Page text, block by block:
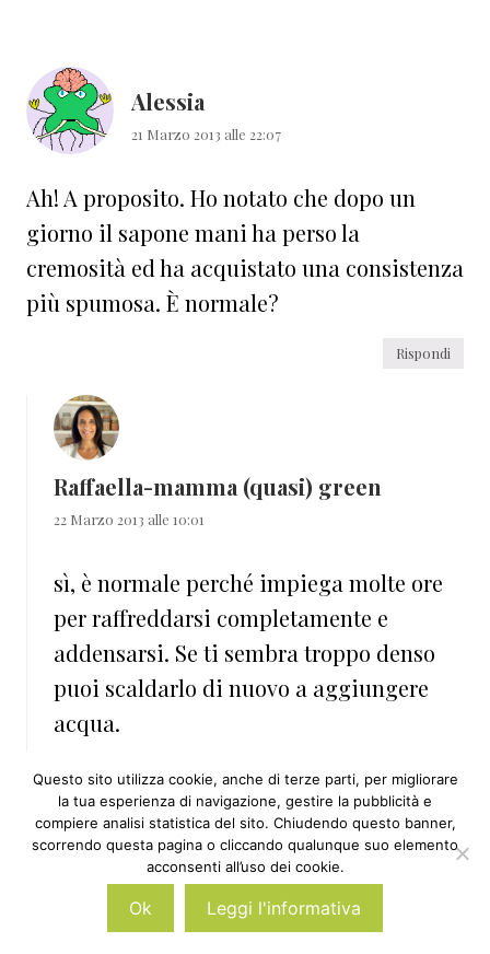
Alessia
21 Marzo 2013 alle 22:07
Ah! A proposito. Ho notato che dopo un
giorno il sapone mani ha perso la
cremosità ed ha acquistato una consistenza
più spumosa. È normale?
Rispondi
Raffaella-mamma (quasi) green
22 Marzo 2013 alle 10:01
sì, è normale perché impiega molte ore
per raffreddarsi completamente e
addensarsi. Se ti sembra troppo denso
puoi scaldarlo di nuovo a aggiungere
acqua.
Rispondi
silvia
Questo sito utilizza cookie, anche di terze parti, per migliorare
la tua esperienza di navigazione, gestire la pubblicità e
compiere analisi statistica del sito. Chiudendo questo banner,
scorrendo questa pagina o cliccando qualunque suo elemento
acconsenti all’uso dei cookie.
Ok Leggi l'informativa